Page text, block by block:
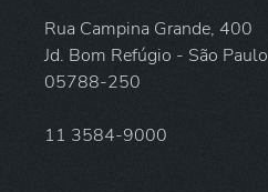
Rua Campina Grande, 400
Jd. Bom Refúgio - São Paulo
05788-250
11 3584-9000